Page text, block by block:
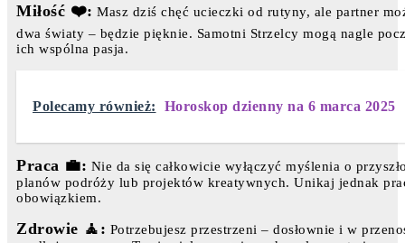
Miłość ❤️: Masz dziś chęć ucieczki od rutyny, ale partner
dwa światy – będzie pięknie. Samotni Strzelcy mogą nagle
ich wspólna pasja.
Polecamy również: Horoskop dzienny na 6 marca 2025
Praca 💼: Nie da się całkowicie wyłączyć myślenia o
planów podróży lub projektów kreatywnych. Unikaj jednak
obowiązkiem.
Zdrowie 🧘: Potrzebujesz przestrzeni – dosłownie i w